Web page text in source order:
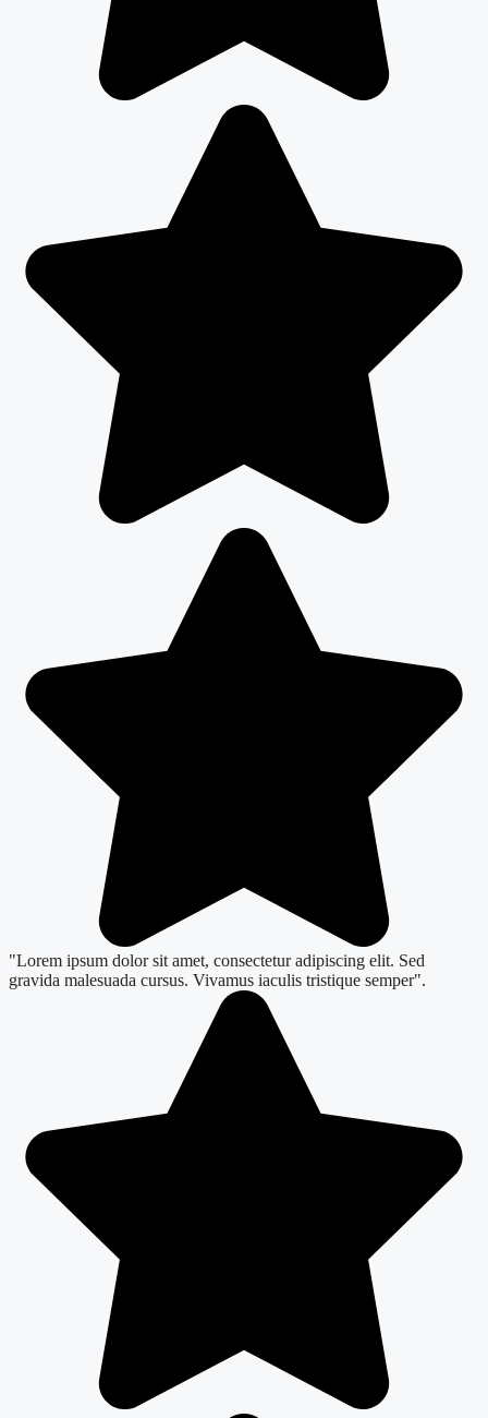
"Lorem ipsum dolor sit amet, consectetur adipiscing elit. Sed
gravida malesuada cursus. Vivamus iaculis tristique semper".